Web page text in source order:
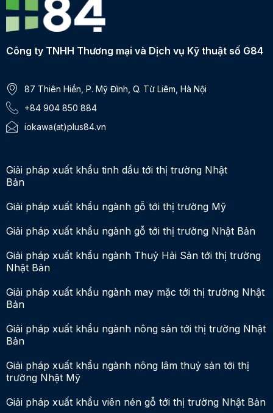
Công ty TNHH Thương mại và Dịch vụ Kỹ thuật số G84
87 Thiên Hiền, P. Mỹ Đình, Q. Từ Liêm, Hà Nội
+84 904 850 884
iokawa(at)plus84.vn
Giải pháp xuất khẩu tinh dầu tới thị trường Nhật
Bản
Giải pháp xuất khẩu ngành gỗ tới thị trường Mỹ
Giải pháp xuất khẩu ngành gỗ tới thị trường Nhật Bản
Giải pháp xuất khẩu ngành Thuỷ Hải Sản tới thị trường
Nhật Bản
Giải pháp xuất khẩu ngành may mặc tới thị trường Nhật
Bản
Giải pháp xuất khẩu ngành nông sản tới thị trường Nhật
Bản
Giải pháp xuất khẩu ngành nông lâm thuỷ sản tới thị
trường Nhật Mỹ
Giải pháp xuất khẩu viên nén gỗ tới thị trường Nhật Bản